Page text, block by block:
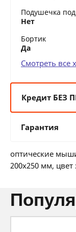
Подушечка под
Нет
Бортик
Да
Смотреть все
Кредит БЕЗ
12 мес:3 BYN/
36 мес:1
Гарантия
12
оптические
200x250 мм,